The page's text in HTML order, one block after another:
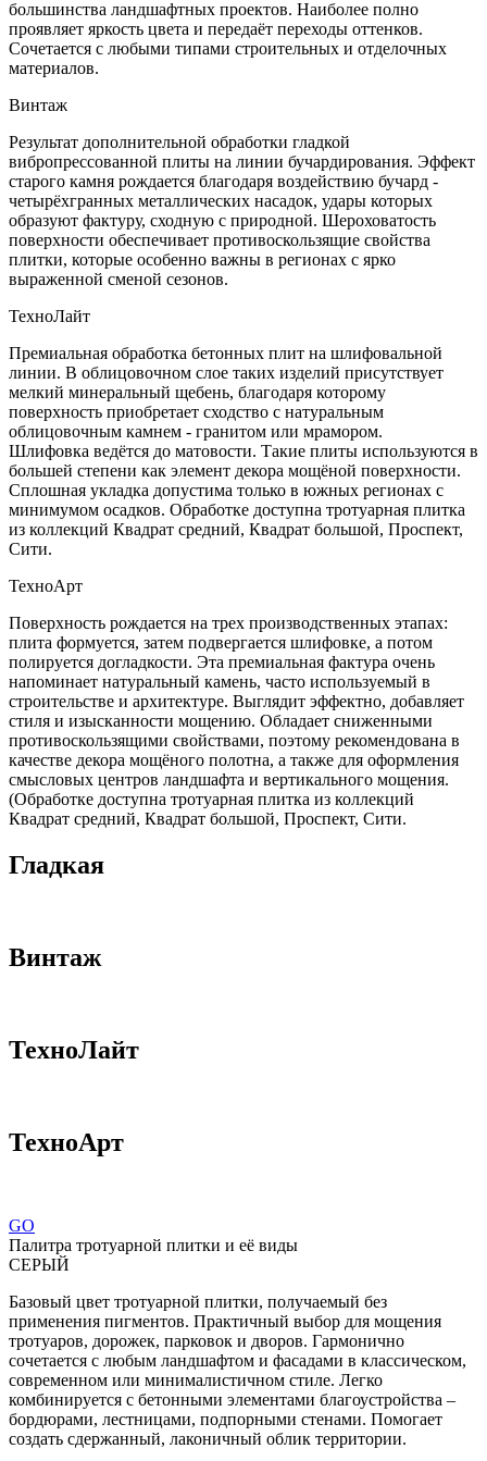
большинства ландшафтных проектов. Наиболее полно
проявляет яркость цвета и передаёт переходы оттенков.
Сочетается с любыми типами строительных и отделочных
материалов.
Винтаж
Результат дополнительной обработки гладкой
вибропрессованной плиты на линии бучардирования. Эффект
старого камня рождается благодаря воздействию бучард -
четырёхгранных металлических насадок, удары которых
образуют фактуру, сходную с природной. Шероховатость
поверхности обеспечивает противоскользящие свойства
плитки, которые особенно важны в регионах с ярко
выраженной сменой сезонов.
ТехноЛайт
Премиальная обработка бетонных плит на шлифовальной
линии. В облицовочном слое таких изделий присутствует
мелкий минеральный щебень, благодаря которому
поверхность приобретает сходство с натуральным
облицовочным камнем - гранитом или мрамором.
Шлифовка ведётся до матовости. Такие плиты используются в
большей степени как элемент декора мощёной поверхности.
Сплошная укладка допустима только в южных регионах с
минимумом осадков. Обработке доступна тротуарная плитка
из коллекций Квадрат средний, Квадрат большой, Проспект,
Сити.
ТехноАрт
Поверхность рождается на трех производственных этапах:
плита формуется, затем подвергается шлифовке, а потом
полируется догладкости. Эта премиальная фактура очень
напоминает натуральный камень, часто используемый в
строительстве и архитектуре. Выглядит эффектно, добавляет
стиля и изысканности мощению. Обладает сниженными
противоскользящими свойствами, поэтому рекомендована в
качестве декора мощёного полотна, а также для оформления
смысловых центров ландшафта и вертикального мощения.
(Обработке доступна тротуарная плитка из коллекций
Квадрат средний, Квадрат большой, Проспект, Сити.
Гладкая
Винтаж
ТехноЛайт
ТехноАрт
GO
Палитра тротуарной плитки и её виды
СЕРЫЙ
Базовый цвет тротуарной плитки, получаемый без
применения пигментов. Практичный выбор для мощения
тротуаров, дорожек, парковок и дворов. Гармонично
сочетается с любым ландшафтом и фасадами в классическом,
современном или минималистичном стиле. Легко
комбинируется с бетонными элементами благоустройства –
бордюрами, лестницами, подпорными стенами. Помогает
создать сдержанный, лаконичный облик территории.